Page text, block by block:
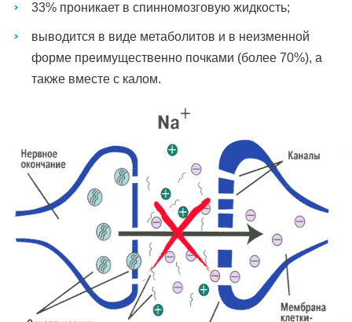
33% проникает в спинномозговую жидкость;
выводится в виде метаболитов и в неизменной
форме преимущественно почками (более 70%), а
также вместе с калом.